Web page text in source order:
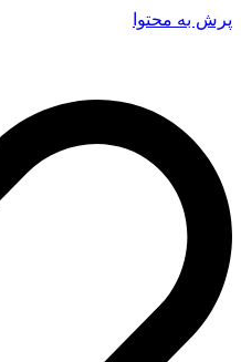
پرش به محتوا